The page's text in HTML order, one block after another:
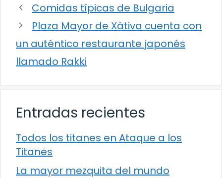
Comidas típicas de Bulgaria
Plaza Mayor de Xàtiva cuenta con
un auténtico restaurante japonés
llamado Rakki
Entradas recientes
Todos los titanes en Ataque a los
Titanes
La mayor mezquita del mundo